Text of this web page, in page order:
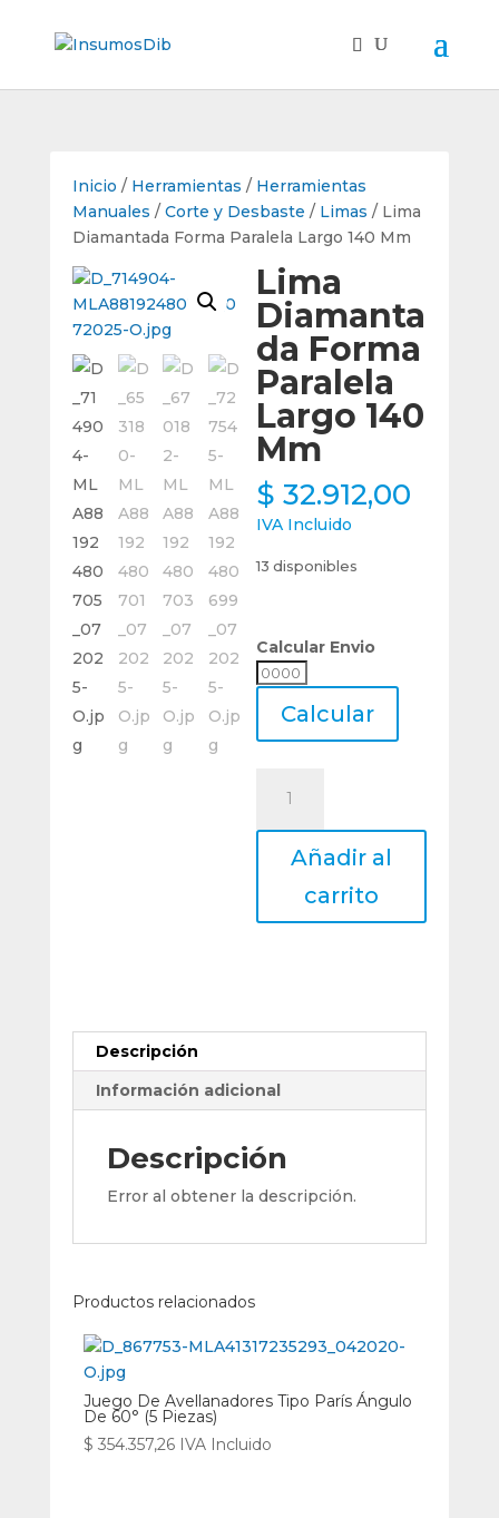
Inicio / Herramientas / Herramientas
Manuales / Corte y Desbaste / Limas / Lima
Diamantada Forma Paralela Largo 140 Mm
Lima
Diamanta
da Forma
Paralela
Largo 140
Mm
$ 32.912,00
IVA Incluido
13 disponibles
Calcular Envio
Calcular
Calcular
Diamantada
Forma
ParalelaAñadir al
carrito
Descripción
Información adicional
Descripción
Error al obtener la descripción.
Productos relacionados
Juego De Avellanadores Tipo París Ángulo
De 60° (5 Piezas)
$ 354.357,26 IVA Incluido